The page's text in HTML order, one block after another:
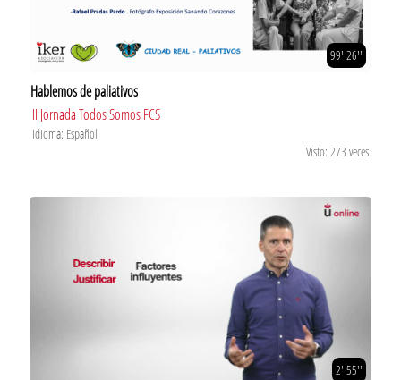
99' 26''
Hablemos de paliativos
II Jornada Todos Somos FCS
Idioma: Español
Visto: 273 veces
2' 55''